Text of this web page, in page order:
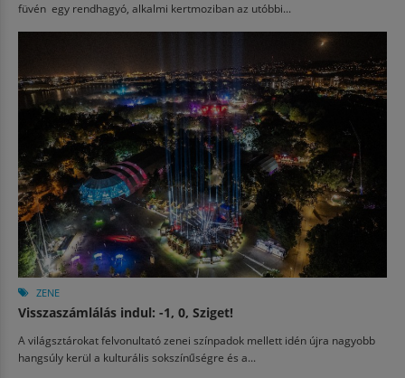
füvén egy rendhagyó, alkalmi kertmoziban az utóbbi...
ZENE
Visszaszámlálás indul: -1, 0, Sziget!
A világsztárokat felvonultató zenei színpadok mellett idén újra nagyobb
hangsúly kerül a kulturális sokszínűségre és a...